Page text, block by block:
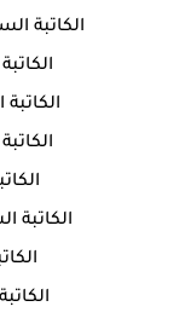
الكاتبة
الكاتبة